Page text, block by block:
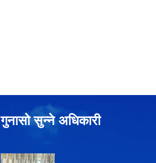
गुनासो सुन्ने अधिकारी